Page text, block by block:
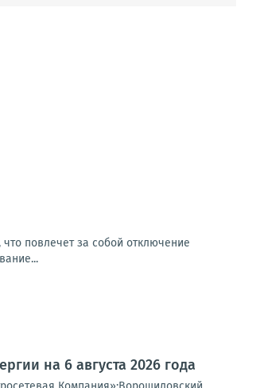
повлечет за собой отключение
на 6 августа 2026 года